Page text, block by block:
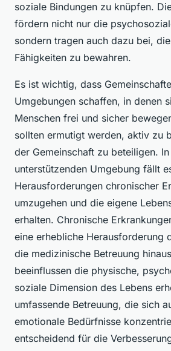
soziale Bindungen zu knüpfen.
fördern nicht nur die
sondern tragen auch dazu bei,
Fähigkeiten zu bewahren.
Es ist wichtig, dass
Umgebungen schaffen, in denen
Menschen frei und sicher
sollten ermutigt werden, aktiv zu
der Gemeinschaft zu beteiligen.
unterstützenden Umgebung fällt
Herausforderungen chronischer
umzugehen und die eigene
erhalten. Chronische
eine erhebliche Herausforderung
die medizinische Betreuung
beeinflussen die physische,
soziale Dimension des Lebens
umfassende Betreuung, die sich
emotionale Bedürfnisse
entscheidend für die